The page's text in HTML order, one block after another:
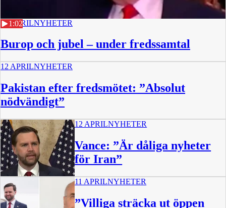
1:02
12 APRILNYHETER
Burop och jubel – under fredssamtal
12 APRILNYHETER
Pakistan efter fredsmötet: ”Absolut
nödvändigt”
12 APRILNYHETER
Vance: ”Är dåliga nyheter
för Iran”
11 APRILNYHETER
”Villiga sträcka ut öppen